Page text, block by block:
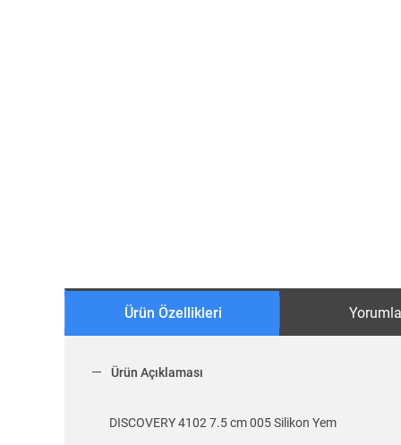
Ürün Özellikleri
Ürün Açıklaması
DISCOVERY 4102 7.5 cm 005 Silikon Yem